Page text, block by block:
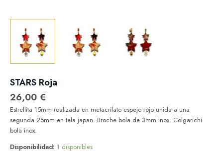
STARS Roja
26,00 €
Estrellita 15mm realizada en metacrilato espejo rojo unida a una
segunda 25mm en tela japan. Broche bola de 3mm inox. Colgarichi
bola inox.
Disponibilidad: 1 disponibles